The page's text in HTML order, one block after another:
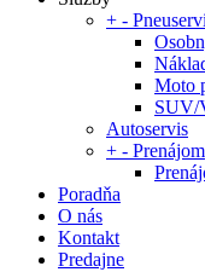
+ -
Moto
SUV/
Autoservis
+ - Prenájom
Poradňa
O nás
Kontakt
Predajne